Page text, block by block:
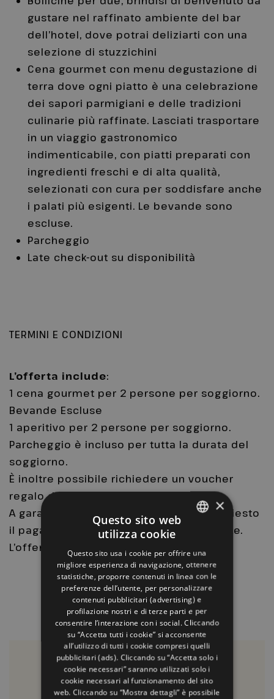
gustare nel raffinato ambiente del bar
dell’hotel, dove potrai deliziarti con una
selezione di stuzzichini
Cena gourmet con menu degustazione di
terra dove ogni piatto è una celebrazione
dei sapori parmigiani e delle tradizioni
culinarie più raffinate. Lasciati trasportare
in un viaggio gastronomico
indimenticabile, con piatti preparati con
ingredienti freschi e di alta qualità,
selezionati con cura per soddisfare anche
i palati più esigenti. Le bevande sono
escluse.
Parcheggio
Late check-out su disponibilità
TERMINI E CONDIZIONI
L’offerta include:
1 cena gourmet per 2 persone per soggiorno.
Bevande Escluse
1 aperitivo per 2 persone per soggiorno.
Parcheggio è incluso per tutta la durata del
soggiorno.
È inoltre possibile richiedere un voucher
regalo dopo l’acquisto.
A garanzia della prenotazione viene richiesto
il pagamento anticipato della prima notte.
L’offerta è soggetta a disponibilità.
a partire
€ 370
A CAMERA
ENGLISH
GERMAN
FRENCH
RUSSIAN
×
Questo sito web
utilizza cookie
Questo sito usa i cookie per offrire una
migliore esperienza di navigazione, ottenere
statistiche, proporre contenuti in linea con le
preferenze dell’utente, per personalizzare
contenuti pubblicitari (advertising) e
profilazione nostri e di terze parti e per
consentire l’interazione con i social. Cliccando
su “Accetta tutti i cookie” si acconsente
all’utilizzo di tutti i cookie compresi quelli
pubblicitari (ads). Cliccando su “Accetta solo i
cookie necessari” saranno utilizzati solo i
cookie necessari al funzionamento del sito
web. Cliccando su “Mostra dettagli” è possibile